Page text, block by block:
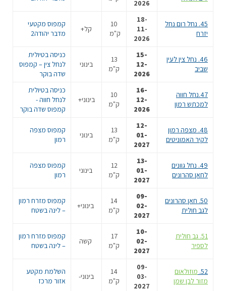
2026
45. נחל רום נחל
יזרח
18-
11-
2026
10
ק"מ
קל+
קמפוס מקטעי
מדבר יהודה2
46. נחל צין לעין
שביב
15-
12-
2026
13
ק"מ
בינוני
כניסה בטיולית
לנחל צין – קמפוס
שדה בוקר
47.נחל חווה
למכתש רמון
16-
12-
2026
10
ק"מ
בינוני+
כניסה בטיולית
לנחל חווה -
קמפוס שדה בוקר
48. מצפה רמון
לקיר האמוניטים
12-
01-
2027
13
ק"מ
בינוני
קמפוס מצפה
רמון
49. נחל גוונים
לחאן סהרונים
13-
01-
2027
12
ק"מ
בינוני
קמפוס מצפה
רמון
50. חאן סהרונים
לגב חולית
09-
02-
2027
14
ק"מ
בינוני+
קמפוס מזרח רמון
– לינה בשטח
51. גב חולית
לספיר
10-
02-
2027
17
ק"מ
קשה
קמפוס מזרח רמון
– לינה בשטח
52. מוזולאום
מזור לבן שמן
09-
03-
2027
14
ק"מ
בינוני-
השלמת מקטע
אזור מרכז